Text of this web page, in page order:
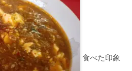
食べた印象